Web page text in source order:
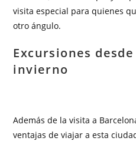
visita especial para quienes
otro ángulo.
Excursiones
invierno
Además de la visita a
ventajas de viajar a esta